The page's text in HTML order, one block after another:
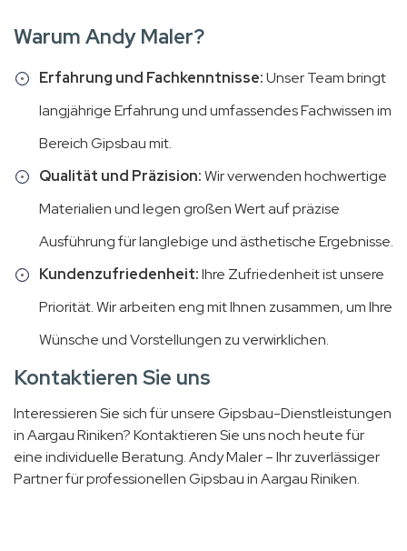
Warum Andy Maler?
Erfahrung und Fachkenntnisse:Unser Team bringt
langjährige Erfahrung und umfassendes Fachwissen im
Bereich Gipsbau mit.
Qualität und Präzision:Wir verwenden hochwertige
Materialien und legen großen Wert auf präzise
Ausführung für langlebige und ästhetische Ergebnisse.
Kundenzufriedenheit:Ihre Zufriedenheit ist unsere
Priorität. Wir arbeiten eng mit Ihnen zusammen, um Ihre
Wünsche und Vorstellungen zu verwirklichen.
Kontaktieren Sie uns
Interessieren Sie sich für unsere Gipsbau-Dienstleistungen
in Aargau Riniken? Kontaktieren Sie uns noch heute für
eine individuelle Beratung. Andy Maler – Ihr zuverlässiger
Partner für professionellen Gipsbau in Aargau Riniken.